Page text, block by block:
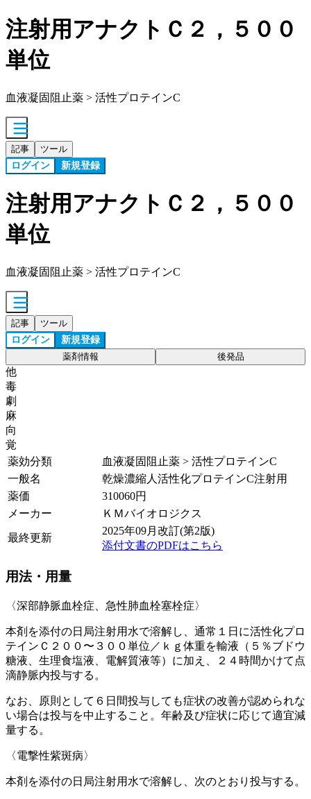
注射用アナクトＣ２，５００
単位
血液凝固阻止薬 > 活性プロテインC
記事 ツール
ログイン 新規登録
注射用アナクトＣ２，５００
単位
血液凝固阻止薬 > 活性プロテインC
記事 ツール
ログイン 新規登録
薬剤情報 後発品
他
毒
劇
麻
向
覚
薬効分類
血液凝固阻止薬 > 活性プロテインC
一般名
乾燥濃縮人活性化プロテインC注射用
薬価
310060円
メーカー
ＫＭバイオロジクス
最終更新
2025年09月改訂(第2版)
添付文書のPDFはこちら
用法・用量
〈深部静脈血栓症、急性肺血栓塞栓症〉
本剤を添付の日局注射用水で溶解し、通常１日に活性化プロ
テインＣ２００〜３００単位／ｋｇ体重を輸液（５％ブドウ
糖液、生理食塩液、電解質液等）に加え、２４時間かけて点
滴静脈内投与する。
なお、原則として６日間投与しても症状の改善が認められな
い場合は投与を中止すること。年齢及び症状に応じて適宜減
量する。
〈電撃性紫斑病〉
本剤を添付の日局注射用水で溶解し、次のとおり投与する。